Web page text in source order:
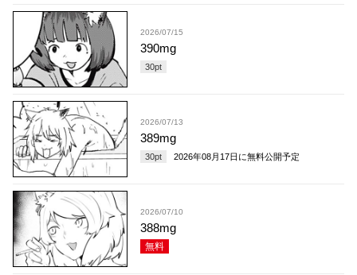
2026/07/15
390mg
30pt
2026/07/13
389mg
30pt 2026年08月17日 に無料公開予定
2026/07/10
388mg
無料